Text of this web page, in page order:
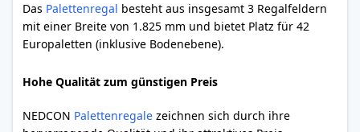
Das Palettenregal besteht aus insgesamt 3 Regalfeldern
mit einer Breite von 1.825 mm und bietet Platz für 42
Europaletten (inklusive Bodenebene).
Hohe Qualität zum günstigen Preis
NEDCON Palettenregale zeichnen sich durch ihre